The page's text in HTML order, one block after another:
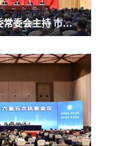
市委六届九次全会召开 市委常委会主持 市委书记袁家军讲话